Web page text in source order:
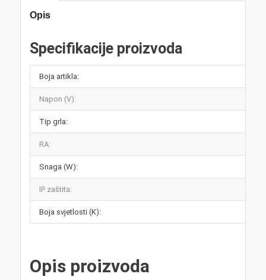
Opis
Specifikacije proizvoda
Boja artikla:
Napon (V):
Tip grla:
RA:
Snaga (W):
IP zaštita:
Boja svjetlosti (K):
Opis proizvoda